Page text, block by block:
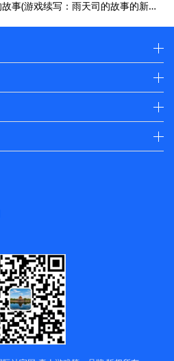
下一篇：写作游戏：雨天司的故事(游戏续写：雨天司的故事的新篇章)